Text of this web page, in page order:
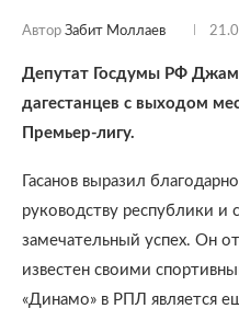
Автор Забит Моллаев
Депутат Госдумы РФ
дагестанцев с выходом
Премьер-лигу.
Гасанов выразил
руководству республики и
замечательный успех. Он
известен своими
«Динамо» в РПЛ является